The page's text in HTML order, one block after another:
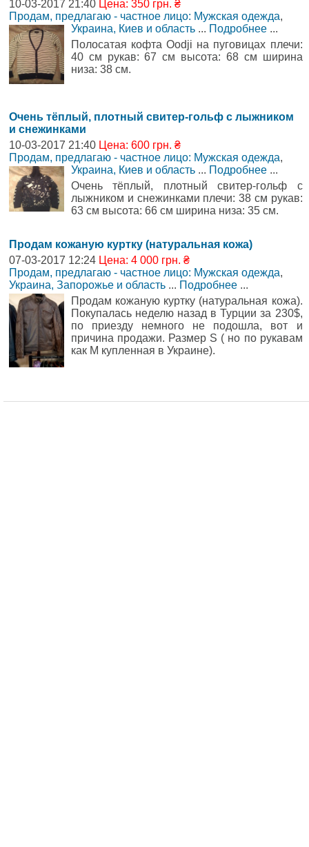
10-03-2017 21:40 Цена: 350 грн. ₴
Продам, предлагаю - частное лицо: Мужская одежда,
Украина, Киев и область ... Подробнее ...
Полосатая кофта Oodji на пуговицах плечи:
40 см рукав: 67 см высота: 68 см ширина
низа: 38 см.
Очень тёплый, плотный свитер-гольф с лыжником
и снежинками
10-03-2017 21:40 Цена: 600 грн. ₴
Продам, предлагаю - частное лицо: Мужская одежда,
Украина, Киев и область ... Подробнее ...
Очень тёплый, плотный свитер-гольф с
лыжником и снежинками плечи: 38 см рукав:
63 см высота: 66 см ширина низа: 35 см.
Продам кожаную куртку (натуральная кожа)
07-03-2017 12:24 Цена: 4 000 грн. ₴
Продам, предлагаю - частное лицо: Мужская одежда,
Украина, Запорожье и область ... Подробнее ...
Продам кожаную куртку (натуральная кожа).
Покупалась неделю назад в Турции за 230$,
по приезду немного не подошла, вот и
причина продажи. Размер S ( но по рукавам
как М купленная в Украине).